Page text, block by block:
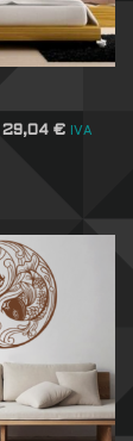
29,04€ IVA